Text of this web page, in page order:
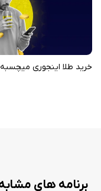
زرپی یک پلتفرم جامع و
ارائه امکانات متنوع،
این برنامه گزینه‌ای مناسب
دارایی‌های خود در بازار
خرید طلا اینجوری
برنامه های